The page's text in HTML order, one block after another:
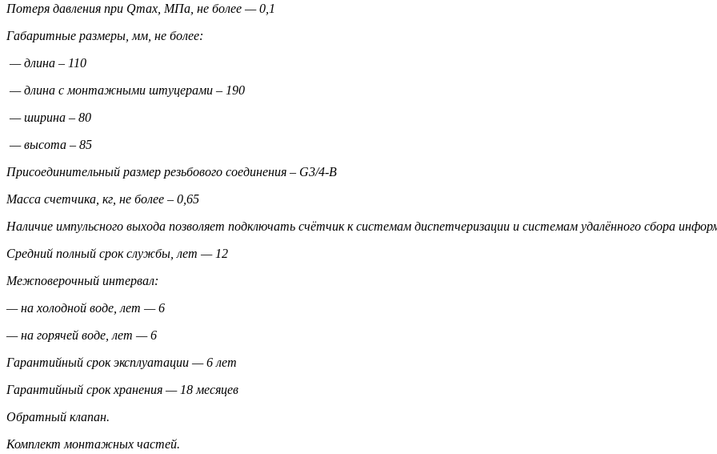
Потеря давления при Qmax, МПа, не более — 0,1
Габаритные размеры, мм, не более:
— длина – 110
— длина с монтажными штуцерами – 190
— ширина – 80
— высота – 85
Присоединительный размер резьбового соединения – G3/4-B
Масса счетчика, кг, не более – 0,65
Наличие импульсного выхода позволяет подключать счётчик к системам диспетчеризации и системам удалённого сбора
Средний полный срок службы, лет — 12
Межповерочный интервал:
— на холодной воде, лет — 6
— на горячей воде, лет — 6
Гарантийный срок эксплуатации — 6 лет
Гарантийный срок хранения — 18 месяцев
Обратный клапан.
Комплект монтажных частей.